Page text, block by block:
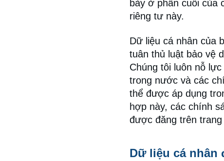
bày ở phần cuối của
riêng tư này.
Dữ liệu cá nhân của
tuân thủ luật bảo vệ
Chúng tôi luôn nỗ
trong nước và các
thể được áp dụng
hợp này, các chính
được đăng trên
Dữ liệu cá nhân